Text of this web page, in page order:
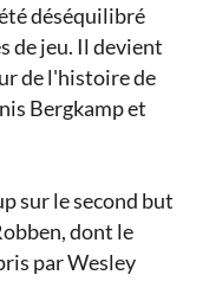
déséquilibré
de jeu. Il devient
de l'histoire de
Bergkamp et
sur le second but
dont le
par Wesley